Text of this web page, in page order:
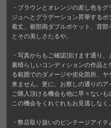
・ブラウンとオレンジの差し色を
ジュへとグラデーション昇華する
着丈、裾部両ダブルポケット、背
とその美しさたるや。
・写真からもご確認頂けます通り、
素晴らしいコンディションの作品と
る範囲でのダメージや劣化箇所、ヤ
来ません。更に、お察しの通りの
ご購入頂ける機会も他に早々ないも
この機会をくれぐれもお見逃しなく。
・弊店取り扱いのビンテージアイ